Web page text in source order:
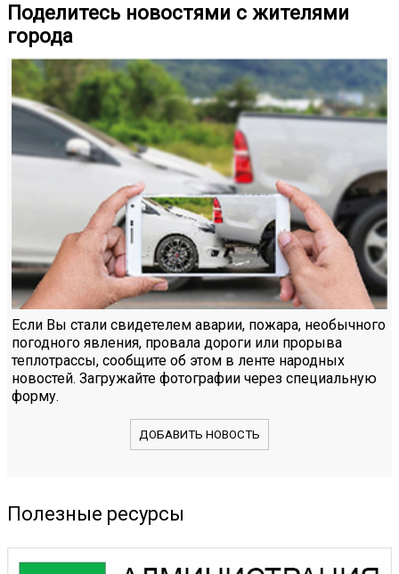
Поделитесь новостями с жителями
города
Если Вы стали свидетелем аварии, пожара, необычного
погодного явления, провала дороги или прорыва
теплотрассы, сообщите об этом в ленте народных
новостей. Загружайте фотографии через специальную
форму.
ДОБАВИТЬ НОВОСТЬ
Полезные ресурсы